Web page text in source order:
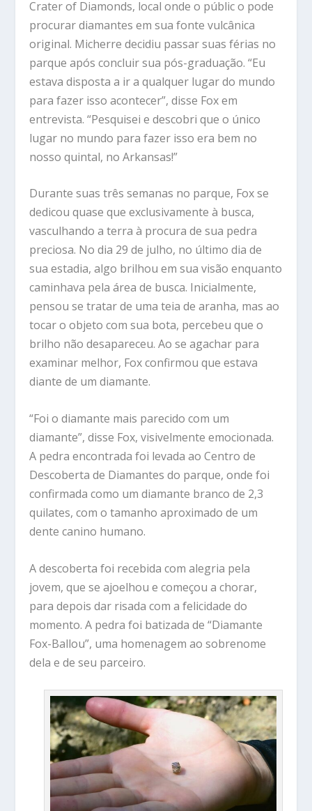
Crater of Diamonds, local onde o públic o pode
procurar diamantes em sua fonte vulcânica
original. Micherre decidiu passar suas férias no
parque após concluir sua pós-graduação. “Eu
estava disposta a ir a qualquer lugar do mundo
para fazer isso acontecer”, disse Fox em
entrevista. “Pesquisei e descobri que o único
lugar no mundo para fazer isso era bem no
nosso quintal, no Arkansas!”
Durante suas três semanas no parque, Fox se
dedicou quase que exclusivamente à busca,
vasculhando a terra à procura de sua pedra
preciosa. No dia 29 de julho, no último dia de
sua estadia, algo brilhou em sua visão enquanto
caminhava pela área de busca. Inicialmente,
pensou se tratar de uma teia de aranha, mas ao
tocar o objeto com sua bota, percebeu que o
brilho não desapareceu. Ao se agachar para
examinar melhor, Fox confirmou que estava
diante de um diamante.
“Foi o diamante mais parecido com um
diamante”, disse Fox, visivelmente emocionada.
A pedra encontrada foi levada ao Centro de
Descoberta de Diamantes do parque, onde foi
confirmada como um diamante branco de 2,3
quilates, com o tamanho aproximado de um
dente canino humano.
A descoberta foi recebida com alegria pela
jovem, que se ajoelhou e começou a chorar,
para depois dar risada com a felicidade do
momento. A pedra foi batizada de “Diamante
Fox-Ballou”, uma homenagem ao sobrenome
dela e de seu parceiro.